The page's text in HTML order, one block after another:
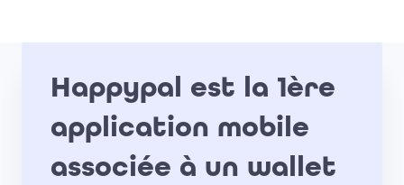
Happypal est la 1ère
application mobile
associée à un wallet